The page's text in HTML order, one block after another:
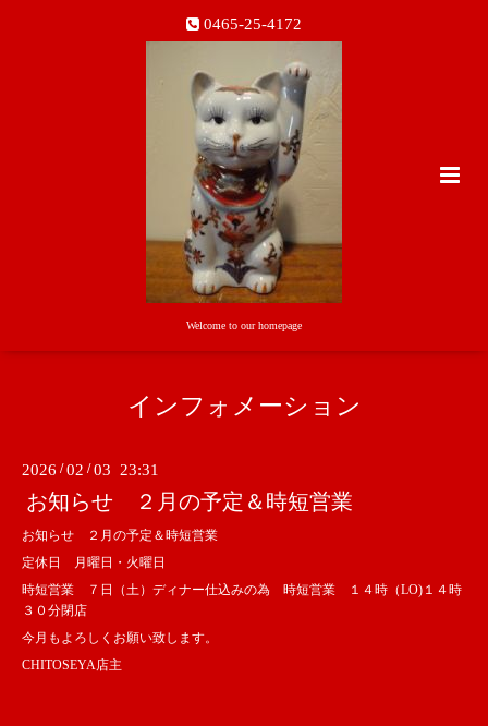
0465-25-4172
Welcome to our homepage
インフォメーション
2026 /02 /03 23:31
お知らせ ２月の予定＆時短営業
お知らせ ２月の予定＆時短営業
定休日 月曜日・火曜日
時短営業 ７日（土）ディナー仕込みの為 時短営業 １４時（LO)１４時
３０分閉店
今月もよろしくお願い致します。
CHITOSEYA店主